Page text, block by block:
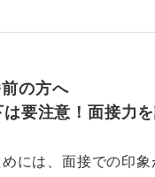
明で肌なじみが非常
で、自然にカバーす
象につながる！
の方へ
要注意！面接力
には、面接での印象